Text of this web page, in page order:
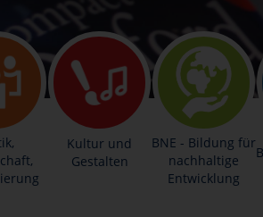
Kultur und
Gestalten
BNE - Bildung für
nachhaltige
Entwicklung